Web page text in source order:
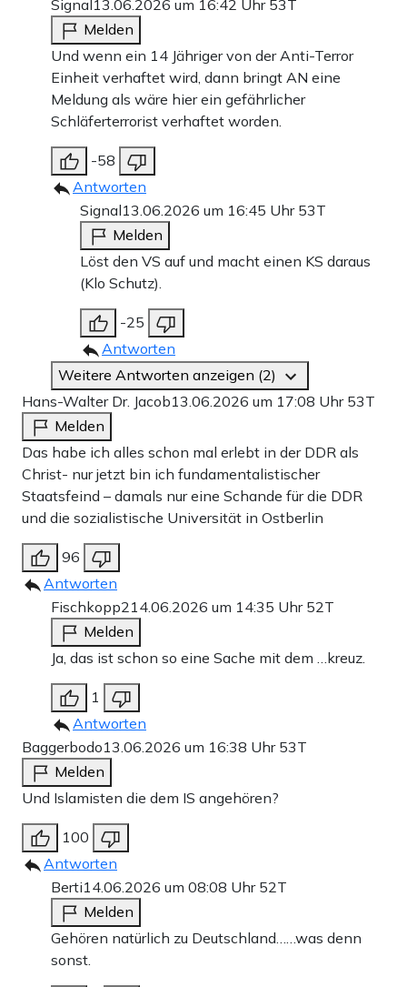
Signal 13.06.2026 um 16:42 Uhr 53T
Melden
Und wenn ein 14 Jähriger von der Anti-Terror
Einheit verhaftet wird, dann bringt AN eine
Meldung als wäre hier ein gefährlicher
Schläferterrorist verhaftet worden.
-58
Antworten
Signal13.06.2026 um 16:45 Uhr 53T
Melden
Löst den VS auf und macht einen KS daraus
(Klo Schutz).
-25
Antworten
Weitere Antworten anzeigen (2)
Hans-Walter Dr. Jacob13.06.2026 um 17:08 Uhr 53T
Melden
Das habe ich alles schon mal erlebt in der DDR als
Christ- nur jetzt bin ich fundamentalistischer
Staatsfeind – damals nur eine Schande für die DDR
und die sozialistische Universität in Ostberlin
96
Antworten
Fischkopp2 14.06.2026 um 14:35 Uhr 52T
Melden
Ja, das ist schon so eine Sache mit dem …kreuz.
1
Antworten
Baggerbodo13.06.2026 um 16:38 Uhr 53T
Melden
Und Islamisten die dem IS angehören?
100
Antworten
Berti14.06.2026 um 08:08 Uhr 52T
Melden
Gehören natürlich zu Deutschland……was denn
sonst.